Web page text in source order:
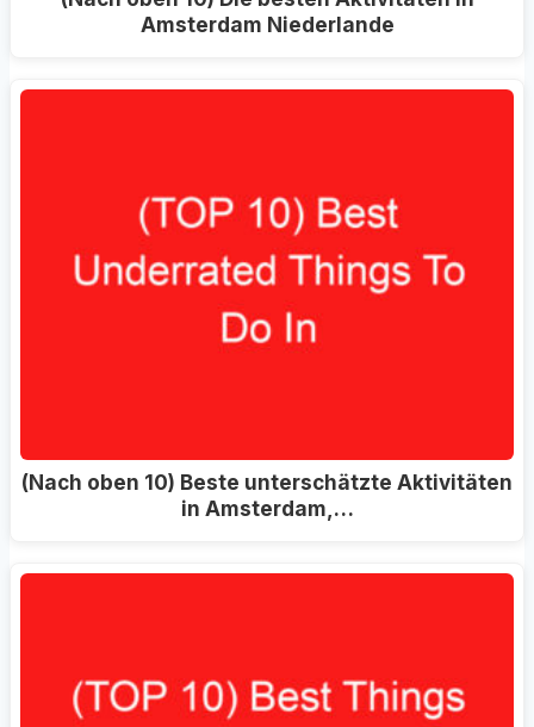
Amsterdam Niederlande
(Nach oben 10) Beste unterschätzte Aktivitäten
in Amsterdam,…